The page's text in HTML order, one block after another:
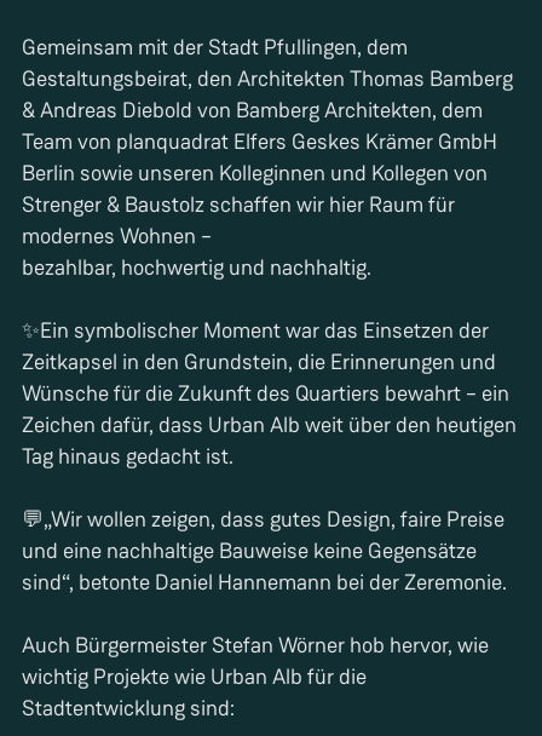
Gemeinsam mit der Stadt Pfullingen, dem
Gestaltungsbeirat, den Architekten Thomas Bamberg
& Andreas Diebold von Bamberg Architekten, dem
Team von planquadrat Elfers Geskes Krämer GmbH
Berlin sowie unseren Kolleginnen und Kollegen von
Strenger & Baustolz schaffen wir hier Raum für
modernes Wohnen –
bezahlbar, hochwertig und nachhaltig.
✨Ein symbolischer Moment war das Einsetzen der
Zeitkapsel in den Grundstein, die Erinnerungen und
Wünsche für die Zukunft des Quartiers bewahrt – ein
Zeichen dafür, dass Urban Alb weit über den heutigen
Tag hinaus gedacht ist.
💬„Wir wollen zeigen, dass gutes Design, faire Preise
und eine nachhaltige Bauweise keine Gegensätze
sind“, betonte Daniel Hannemann bei der Zeremonie.
Auch Bürgermeister Stefan Wörner hob hervor, wie
wichtig Projekte wie Urban Alb für die
Stadtentwicklung sind: